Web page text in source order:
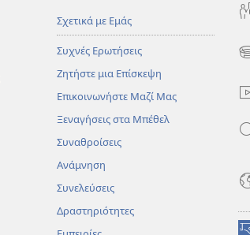
Σχετικά με Εμάς
Συχνές Ερωτήσεις
Ζητήστε μια Επίσκεψη
Επικοινωνήστε Μαζί Μας
Ξεναγήσεις στα Μπέθελ
Συναθροίσεις
Ανάμνηση
Συνελεύσεις
Δραστηριότητες